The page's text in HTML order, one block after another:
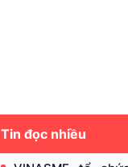
Tin đọc nhiều